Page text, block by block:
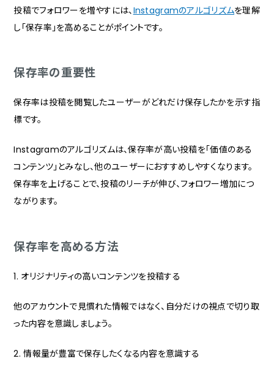
投稿でフォロワーを増やすには、Instagramのアルゴリズムを理解
し「保存率」を高めることがポイントです。
保存率の重要性
保存率は投稿を閲覧したユーザーがどれだけ保存したかを示す指
標です。
Instagramのアルゴリズムは、保存率が高い投稿を「価値のある
コンテンツ」とみなし、他のユーザーにおすすめしやすくなります。
保存率を上げることで、投稿のリーチが伸び、フォロワー増加につ
ながります。
保存率を高める方法
1. オリジナリティの高いコンテンツを投稿する
他のアカウントで見慣れた情報ではなく、自分だけの視点で切り取
った内容を意識しましょう。
2. 情報量が豊富で保存したくなる内容を意識する